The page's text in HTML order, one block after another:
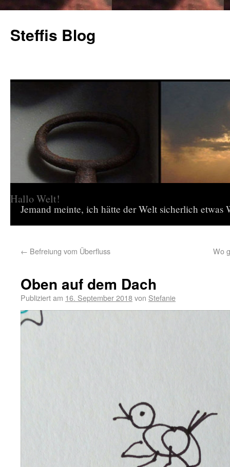
Steffis Blog
Hallo Welt!
Jemand meinte, ich hätte der Welt sicherlich
← Befreiung vom Überfluss Wo
Oben auf dem Dach
Publiziert am 16. September 2018von Stefanie